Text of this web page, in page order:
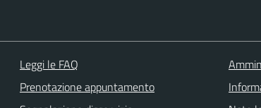
Leggi le FAQ
Prenotazione appuntamento